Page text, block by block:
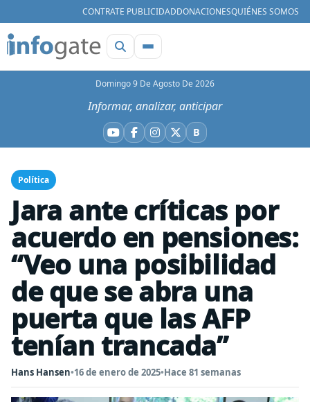
CONTRATE PUBLICIDADDONACIONESQUIÉNES SOMOS
Domingo 9 De Agosto De 2026
Informar, analizar, anticipar
YouTube
Facebook
Instagram
X BBluesky
Política
Jara ante críticas por
acuerdo en pensiones:
“Veo una posibilidad
de que se abra una
puerta que las AFP
tenían trancada”
Hans Hansen•16 de enero de 2025•Hace 81 semanas